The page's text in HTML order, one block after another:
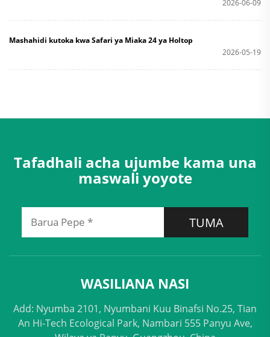
2026-06-09
Mashahidi kutoka kwa Safari ya Miaka 24 ya Holtop
2026-05-19
Tafadhali acha ujumbe kama una
maswali yoyote
TUMA
WASILIANA NASI
Add: Nyumba 2101, Nyumbani Kuu Binafsi No.25, Tian
An Hi-Tech Ecological Park, Nambari 555 Panyu Ave,